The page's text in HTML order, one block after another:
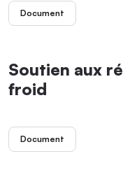
Document
Soutien aux
froid
Document